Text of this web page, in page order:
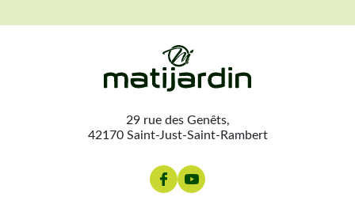
29 rue des Genêts,
42170 Saint-Just-Saint-Rambert